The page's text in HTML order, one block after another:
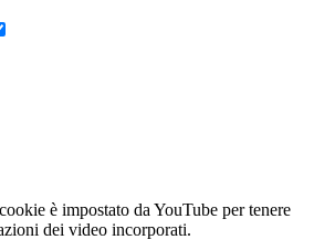
è impostato da YouTube per tenere
dei video incorporati.